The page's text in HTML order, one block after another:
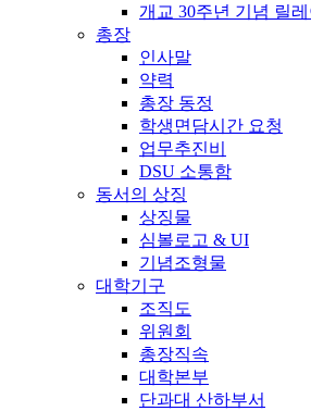
개교 30주년 기념 릴
총장
인사말
약력
총장 동정
학생면담시간 요청
업무추진비
DSU 소통함
동서의 상징
상징물
심볼로고 & UI
기념조형물
대학기구
조직도
위원회
총장직속
대학본부
단과대 산하부서